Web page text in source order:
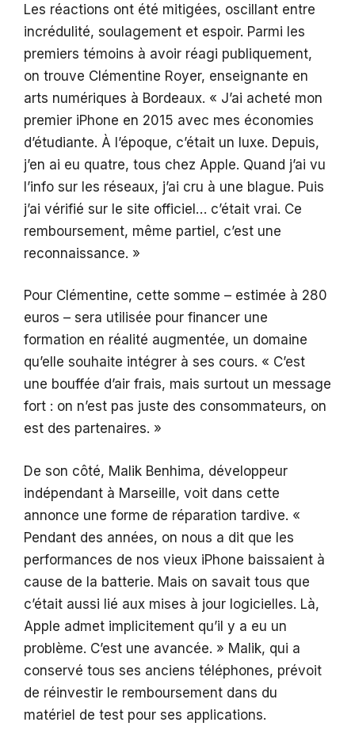
Les réactions ont été mitigées, oscillant entre
incrédulité, soulagement et espoir. Parmi les
premiers témoins à avoir réagi publiquement,
on trouve Clémentine Royer, enseignante en
arts numériques à Bordeaux. « J’ai acheté mon
premier iPhone en 2015 avec mes économies
d’étudiante. À l’époque, c’était un luxe. Depuis,
j’en ai eu quatre, tous chez Apple. Quand j’ai vu
l’info sur les réseaux, j’ai cru à une blague. Puis
j’ai vérifié sur le site officiel… c’était vrai. Ce
remboursement, même partiel, c’est une
reconnaissance. »
Pour Clémentine, cette somme – estimée à 280
euros – sera utilisée pour financer une
formation en réalité augmentée, un domaine
qu’elle souhaite intégrer à ses cours. « C’est
une bouffée d’air frais, mais surtout un message
fort : on n’est pas juste des consommateurs, on
est des partenaires. »
De son côté, Malik Benhima, développeur
indépendant à Marseille, voit dans cette
annonce une forme de réparation tardive. «
Pendant des années, on nous a dit que les
performances de nos vieux iPhone baissaient à
cause de la batterie. Mais on savait tous que
c’était aussi lié aux mises à jour logicielles. Là,
Apple admet implicitement qu’il y a eu un
problème. C’est une avancée. » Malik, qui a
conservé tous ses anciens téléphones, prévoit
de réinvestir le remboursement dans du
matériel de test pour ses applications.